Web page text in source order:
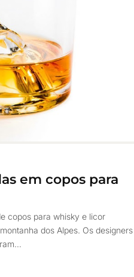
em copos para
copos para whisky e licor
dos Alpes. Os designers